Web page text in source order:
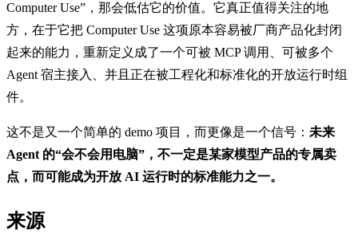
Computer Use”，那会低估它的价值。它真正值得关注的地
方，在于它把 Computer Use 这项原本容易被厂商产品化封闭
起来的能力，重新定义成了一个可被 MCP 调用、可被多个
Agent 宿主接入、并且正在被工程化和标准化的开放运行时组
件。
这不是又一个简单的 demo 项目，而更像是一个信号： 未来
Agent 的“会不会用电脑”，不一定是某家模型产品的专属卖
点，而可能成为开放 AI 运行时的标准能力之一。
来源